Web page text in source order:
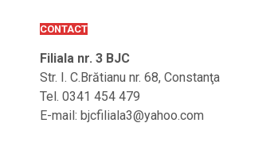
CONTACT
Filiala nr. 3 BJC
Str. I. C.Brătianu nr. 68, Constanţa
Tel. 0341 454 479
E-mail: bjcfiliala3@yahoo.com